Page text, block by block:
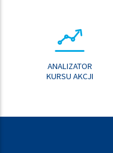
ANALIZATOR
KURSU AKCJI